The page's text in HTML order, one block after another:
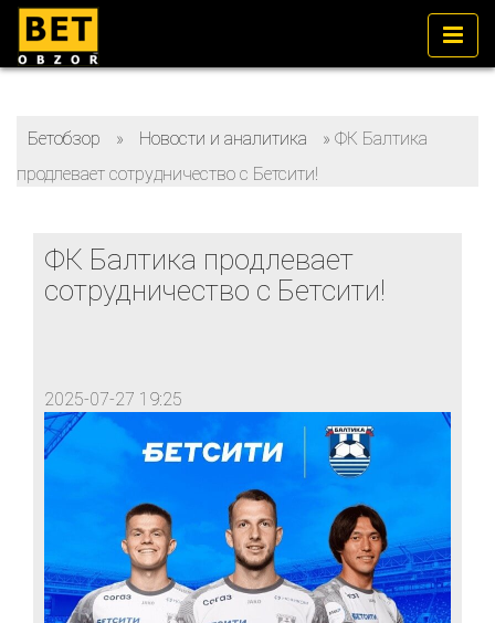
Бетобзор » Новости и аналитика » ФК Балтика
продлевает сотрудничество с Бетсити!
ФК Балтика продлевает
сотрудничество с Бетсити!
2025-07-27 19:25